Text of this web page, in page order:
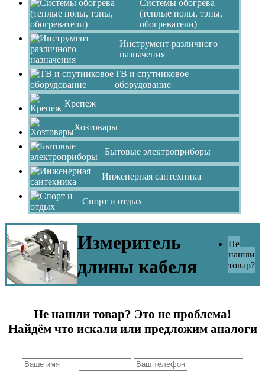
Системы обогрева
(теплые полы, тэны,
обогреватели)
Инструмент различного
назначения
ТВ и спутниковое
оборудование
Крепеж
Хозтовары
Бытовые электроприборы
Инженерная сантехника
Спорт и отдых
Измеритель
длины кабеля
Не
нашли
товар?
Не нашли товар? Это не проблема!
Найдём что искали или предложим аналоги